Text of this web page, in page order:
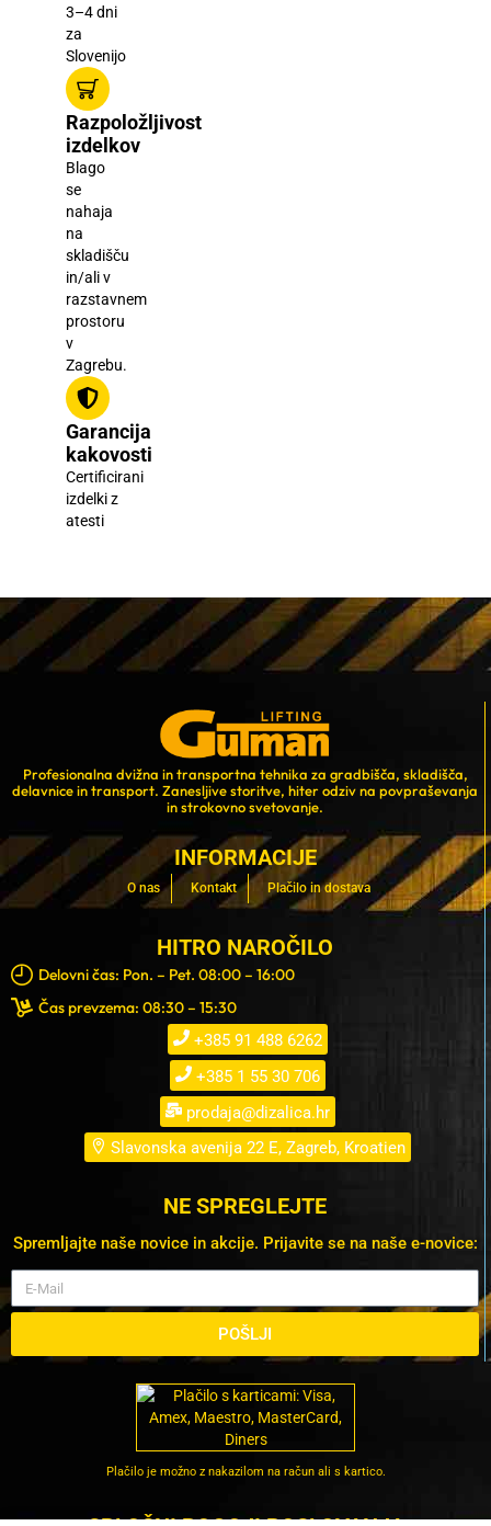
3–4 dni
za
Slovenijo
Razpoložljivost
izdelkov
Blago
se
nahaja
na
skladišču
in/ali v
razstavnem
prostoru
v
Zagrebu.
Garancija
kakovosti
Certificirani
izdelki z
atesti
Profesionalna dvižna in transportna tehnika za gradbišča, skladišča,
delavnice in transport. Zanesljive storitve, hiter odziv na povpraševanja
in strokovno svetovanje.
INFORMACIJE
O nas Kontakt Plačilo in dostava
HITRO NAROČILO
Delovni čas: Pon. – Pet. 08:00 – 16:00
Čas prevzema: 08:30 – 15:30
+385 91 488 6262
+385 1 55 30 706
prodaja@dizalica.hr
Slavonska avenija 22 E, Zagreb, Kroatien
NE SPREGLEJTE
Spremljajte naše novice in akcije. Prijavite se na naše e-novice:
POŠLJI
Plačilo je možno z nakazilom na račun ali s kartico.